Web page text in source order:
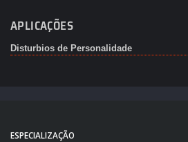
APLICAÇÕES
Disturbios de Personalidade
ESPECIALIZAÇÃO